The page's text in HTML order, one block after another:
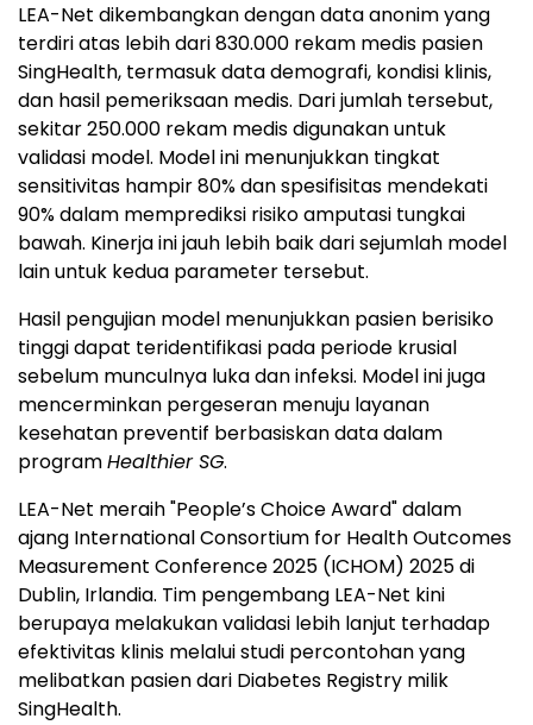
LEA-Net dikembangkan dengan data anonim yang
terdiri atas lebih dari 830.000 rekam medis pasien
SingHealth, termasuk data demografi, kondisi klinis,
dan hasil pemeriksaan medis. Dari jumlah tersebut,
sekitar 250.000 rekam medis digunakan untuk
validasi model. Model ini menunjukkan tingkat
sensitivitas hampir 80% dan spesifisitas mendekati
90% dalam memprediksi risiko amputasi tungkai
bawah. Kinerja ini jauh lebih baik dari sejumlah model
lain untuk kedua parameter tersebut.
Hasil pengujian model menunjukkan pasien berisiko
tinggi dapat teridentifikasi pada periode krusial
sebelum munculnya luka dan infeksi. Model ini juga
mencerminkan pergeseran menuju layanan
kesehatan preventif berbasiskan data dalam
programHealthier SG.
LEA-Net meraih "People’s Choice Award" dalam
ajang International Consortium for Health Outcomes
Measurement Conference 2025 (ICHOM) 2025 di
Dublin, Irlandia. Tim pengembang LEA-Net kini
berupaya melakukan validasi lebih lanjut terhadap
efektivitas klinis melalui studi percontohan yang
melibatkan pasien dari Diabetes Registry milik
SingHealth.